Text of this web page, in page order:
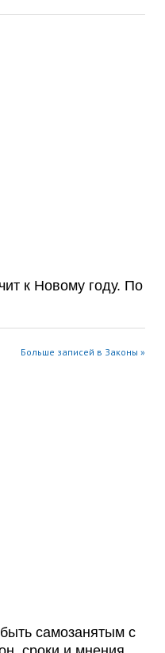
к Новому году. По
Больше записей в Законы »
самозанятым с